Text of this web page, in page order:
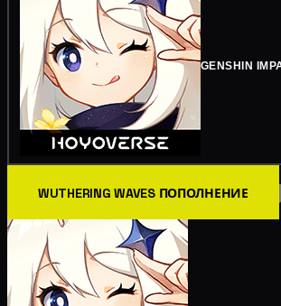
GENSHIN
WUTHERING WAVES ПОПОЛНЕНИЕ